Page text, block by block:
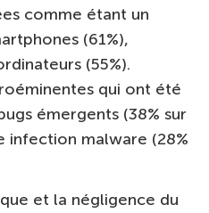
comme étant un
(61%),
(55%).
qui ont été
émergents (38% sur
infection malware (28%
et la négligence du